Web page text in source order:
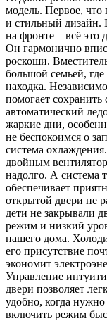
модель. Первое,
и стильный дизайн.
на фронте – всё это
Он гармонично
роскоши.
большой семьей, где
находка.
помогает
автоматический
жаркие дни,
не беспокоимся о
система
двойным
надолго. А система
обеспечивает
открытой двери не
дети не закрывали
режим и низкий
нашего дома.
его присутствие
экономит
Управление
двери позволяет
удобно, когда
включить режим